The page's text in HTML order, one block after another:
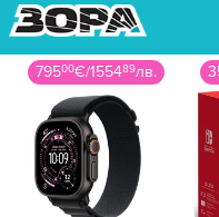
35900€/70215лв.